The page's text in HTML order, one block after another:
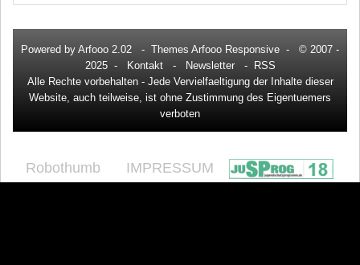
Powered by Arfooo 2.02 - Themes Arfooo Responsive - © 2007 -
2025 -
Kontakt- Newsletter-
RSS
Alle Rechte vorbehalten - Jede Vervielfaeltigung der Inhalte dieser
Website, auch teilweise, ist ohne Zustimmung des Eigentuemers
verboten
Robothumb IMPRESSUM